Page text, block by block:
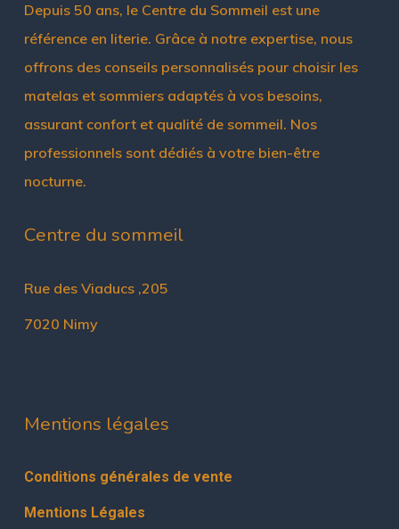
Depuis 50 ans, le Centre du Sommeil est une
référence en literie. Grâce à notre expertise, nous
offrons des conseils personnalisés pour choisir les
matelas et sommiers adaptés à vos besoins,
assurant confort et qualité de sommeil. Nos
professionnels sont dédiés à votre bien-être
nocturne.
Centre du sommeil
Rue des Viaducs ,205
7020 Nimy
Mentions légales
Conditions générales de vente
Mentions Légales